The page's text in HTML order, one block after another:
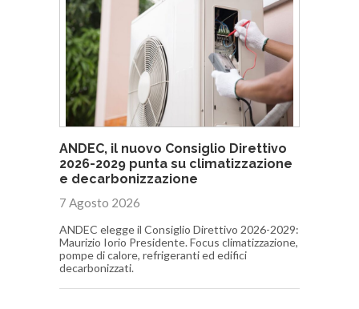
ANDEC, il nuovo Consiglio Direttivo
2026-2029 punta su climatizzazione
e decarbonizzazione
7 Agosto 2026
ANDEC elegge il Consiglio Direttivo 2026-2029:
Maurizio Iorio Presidente. Focus climatizzazione,
pompe di calore, refrigeranti ed edifici
decarbonizzati.